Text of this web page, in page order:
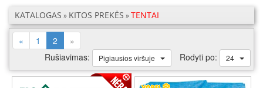
KATALOGAS » KITOS PREKĖS »TENTAI
« 1 2 (current)
»
Rušiavimas:
Pigiausios viršuje Rodyti po: 24